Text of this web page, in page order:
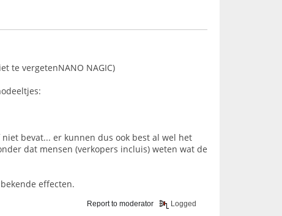
te vergetenNANO NAGIC)
bevat... er kunnen dus ook best al wel het
dat mensen (verkopers incluis) weten wat de
effecten.
Report to moderator Logged